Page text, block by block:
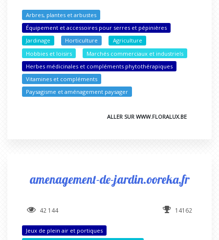
Arbres, plantes et arbustes
Équipement et accessoires pour serres et pépinières
Jardinage
Horticulture
Agriculture
Hobbies et loisirs
Marchés commerciaux et industriels
Herbes médicinales et compléments phytothérapiques
Vitamines et compléments
Paysagisme et aménagement paysager
ALLER SUR WWW.FLORALUX.BE
amenagement-de-jardin.ooreka.fr
42 144 14162
Jeux de plein air et portiques